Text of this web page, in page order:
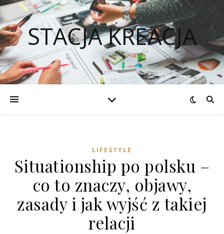
STACJA KREACJA
LIFESTYLE
Situationship po polsku –
co to znaczy, objawy,
zasady i jak wyjść z takiej
relacji